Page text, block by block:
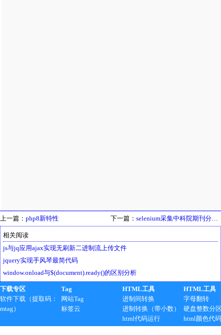
上一篇： php8新特性 下一篇： selenium采集中科院期刊分区表
相关阅读
js与jq应用ajax实现无刷新二进制流上传文件
jquery实现手风琴最简代码
window.onload与$(document).ready()的区别分析
下载专区
软件下载（提取码：
mtag）
Tag
网站Tag
标签云
HTML工具
进制间转换
进制转换（带小数）
html代码运行
HTML工具
字母翻转
硬盘整数分
html颜色代码